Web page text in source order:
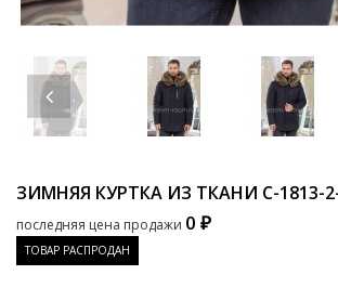
ЗИМНЯЯ КУРТКА ИЗ ТКАНИ C-1813-
последняя цена продажи 0 ₽
ТОВАР РАСПРОДАН